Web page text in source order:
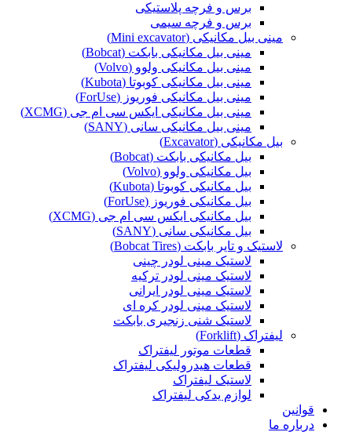
برس و فرچه پلاستیکی
برس و فرچه سیمی
مینی بیل مکانیکی (Mini excavator)
مینی بیل مکانیکی بابکت (Bobcat)
مینی بیل مکانیکی ولوو (Volvo)
مینی بیل مکانیکی کوبوتا (Kubota)
مینی بیل مکانیکی فوریوز (ForUse)
مینی بیل مکانیکی ایکس سی ام جی (XCMG)
مینی بیل مکانیکی سانی (SANY)
بیل مکانیکی (Excavator)
بیل مکانیکی بابکت (Bobcat)
بیل مکانیکی ولوو (Volvo)
بیل مکانیکی کوبوتا (Kubota)
بیل مکانیکی فوریوز (ForUse)
بیل مکانیکی ایکس سی ام جی (XCMG)
بیل مکانیکی سانی (SANY)
لاستیک و تایر بابکت (Bobcat Tires)
لاستیک مینی لودر چینی
لاستیک مینی لودر ترکیه
لاستیک مینی لودر ایرانی
لاستیک مینی لودر کره ای
لاستیک شنی زنجیری بابکت
لیفتراک (Forklift)
قطعات موتور لیفتراک
قطعات هیدرولیکی لیفتراک
لاستیک لیفتراک
لوازم یدکی لیفتراک
قوانین
درباره ما